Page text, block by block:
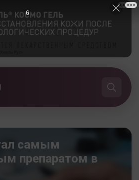
самым
препаратом в
5